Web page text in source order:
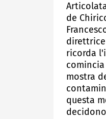
de
ricorda
mostra
questa